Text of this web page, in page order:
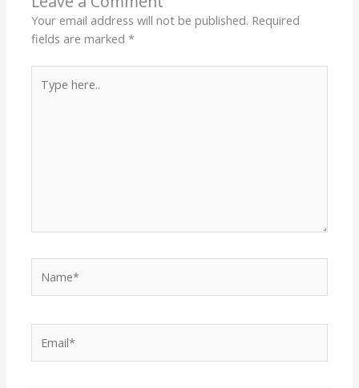
Your email address will not be published. Required
fields are marked*
here..